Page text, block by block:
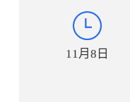
11月8日